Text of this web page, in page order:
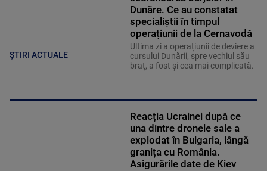
ȘTIRI ACTUALE
Dunăre. Ce au constatat
specialiștii în timpul
operațiunii de la Cernavodă
Ultima zi a operațiunii de deviere a
cursului Dunării, spre vechiul său
braț, a fost și cea mai complicată.
Reacția Ucrainei după ce
una dintre dronele sale a
explodat în Bulgaria, lângă
granița cu România.
Asigurările date de Kiev